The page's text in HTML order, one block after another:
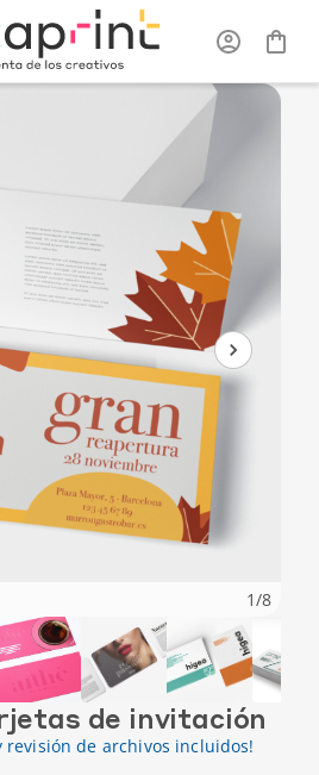
Todas las tarjetas
de invitación
1/8
de invitación
revisión de archivos incluidos!